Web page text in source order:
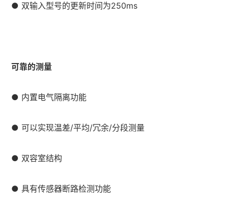
● 双输入型号的更新时间为250ms
可靠的测量
● 内置电气隔离功能
● 可以实现温差/平均/冗余/分段测量
● 双容室结构
● 具有传感器断路检测功能